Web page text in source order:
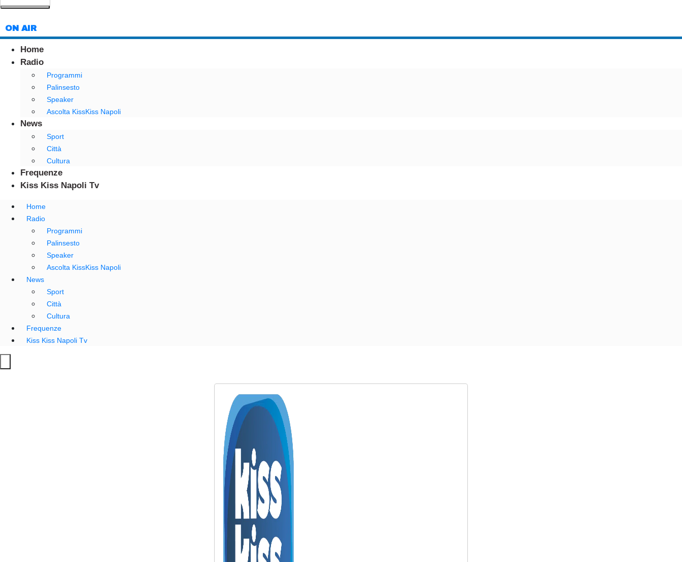
ON AIR
Home
Radio
Programmi
Palinsesto
Speaker
Ascolta KissKiss Napoli
News
Sport
Città
Cultura
Frequenze
Kiss Kiss Napoli Tv
Home
Radio
Programmi
Palinsesto
Speaker
Ascolta KissKiss Napoli
News
Sport
Città
Cultura
Frequenze
Kiss Kiss Napoli Tv